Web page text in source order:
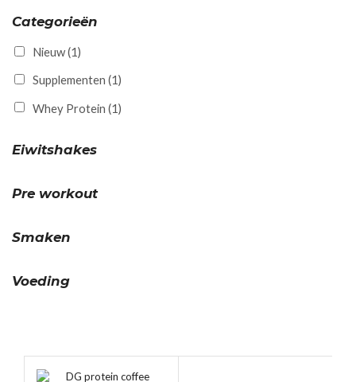
Categorieën
Nieuw(1)
Supplementen (1)
Whey Protein (1)
Eiwitshakes
Pre workout
Smaken
Voeding